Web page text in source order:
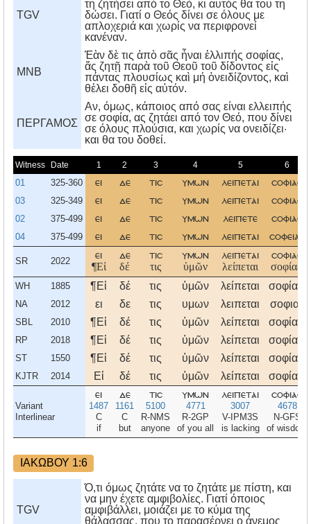
TGV
τη ζητήσει από το Θεό, κι αυτός θα του τη
δώσει. Γιατί ο Θεός δίνει σε όλους με
απλοχεριά και χωρίς να περιφρονεί
κανέναν.
MNB
Ἐὰν δὲ τις ἀπὸ σᾶς ἦναι ἐλλιπής σοφίας,
ἄς ζητῇ παρὰ τοῦ Θεοῦ τοῦ δίδοντος εἰς
πάντας πλουσίως καὶ μή ὀνειδίζοντος, καὶ
θέλει δοθῆ εἰς αὐτόν.
ΠΕΡΓΑΜΟΣ
Aν, όμως, κάποιος από σας είναι ελλειπής
σε σοφία, ας ζητάει από τον Θεό, που δίνει
σε όλους πλούσια, και χωρίς να ονειδίζει·
και θα του δοθεί.
Witness Date 1 2 3 4 5 6
01 325-360 ει δε τισ υμων λειπεται σοφιασ
03 325-349 ει δε τισ υμων λειπεται σοφιασ
02 375-499 ει δε τισ υμων λειπετε σοφιασ
04 375-499 ει δε τισ υμων λειπεται σοφειασ
SR 2022
ει
¶Εἰ
δε
δέ
τισ
τις
υμων
ὑμῶν
λειπεται
λείπεται
σοφιασ
σοφίας,
WH 1885 ¶Εἰ δέ τις ὑμῶν λείπεται σοφίας,
NA 2012 ει δε τις υμων λειπεται σοφιας
SBL 2010 ¶Εἰ δέ τις ὑμῶν λείπεται σοφίας,
RP 2018 ¶Εἰ δέ τις ὑμῶν λείπεται σοφίας,
ST 1550 ¶Εἰ δέ τις ὑμῶν λείπεται σοφίας,
KJTR 2014 Εἰ δέ τις ὑμῶν λείπεται σοφίας,
Variant
Interlinear
ει
1487
C
if
δε
1161
C
but
τισ
5100
R-NMS
anyone
υμων
4771
R-2GP
of you all
λειπεται
3007
V-IPM3S
is lacking
σοφιασ
4678
N-GFS
of wisdom
ΙΑΚΩΒΟΥ 1:6
TGV
Ό,τι όμως ζητάτε να το ζητάτε με πίστη, και
να μην έχετε αμφιβολίες. Γιατί όποιος
αμφιβάλλει, μοιάζει με το κύμα της
θάλασσας, που το παρασέρνει ο άνεμος